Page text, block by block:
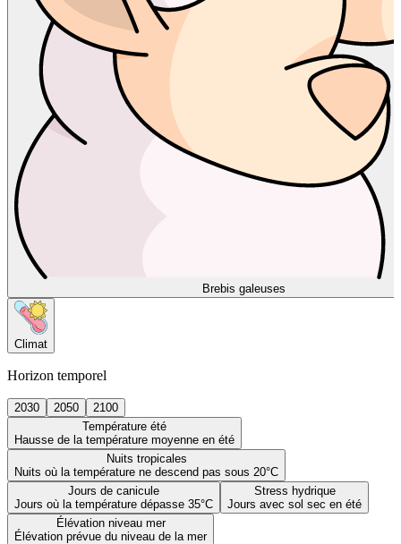
Brebis galeuses
Climat
Horizon temporel
2030 2050
2100
Température été
Hausse de la température moyenne en été
Nuits tropicales
Nuits où la température ne descend pas sous 20°C
Jours de canicule
Jours où la température dépasse 35°C
Stress hydrique
Jours avec sol sec en été
Élévation niveau mer
Élévation prévue du niveau de la mer